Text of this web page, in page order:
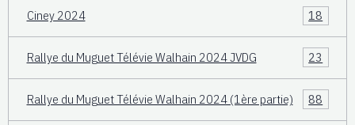
Ciney 2024 18
Rallye du Muguet Télévie Walhain 2024 JVDG 23
Rallye du Muguet Télévie Walhain 2024 (1ère partie) 88